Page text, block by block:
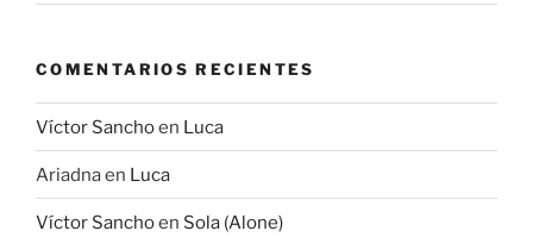
COMENTARIOS RECIENTES
Víctor Sanchoen Luca
Ariadnaen Luca
Víctor Sanchoen Sola (Alone)